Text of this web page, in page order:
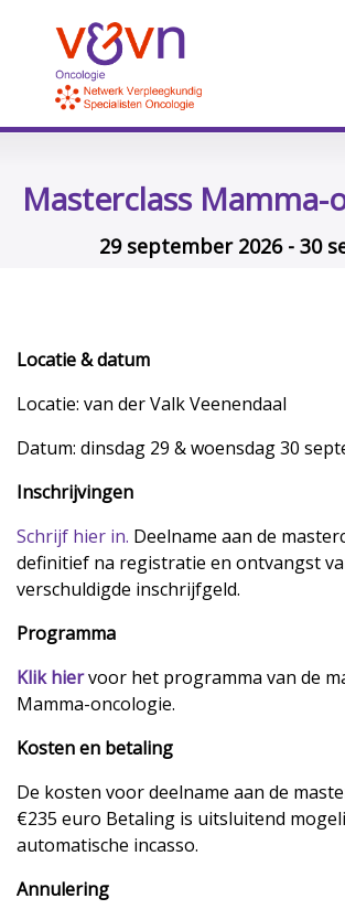
Masterclass Mamma-
29 september 2026 - 30
Locatie & datum
Locatie: van der Valk Veenendaal
Datum: dinsdag 29 & woensdag 30
Inschrijvingen
Schrijf hier in. Deelname aan de
definitief na registratie en ontvangst
verschuldigde inschrijfgeld.
Programma
Klik hiervoor het programma van de
Mamma-oncologie.
Kosten en betaling
De kosten voor deelname aan de
€235 euro Betaling is uitsluitend
automatische incasso.
Annulering